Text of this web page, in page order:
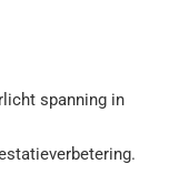
spanning in